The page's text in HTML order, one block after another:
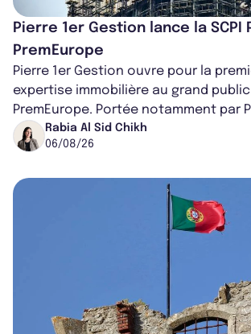
Pierre 1er Gestion lance la SCPI
PremEurope
Pierre 1er Gestion ouvre pour la
expertise immobilière au grand public
PremEurope. Portée notamment par
ancien directeur des investissements
Rabia Al Sid Chikh
06/08/26